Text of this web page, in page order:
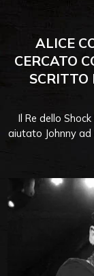
ALICE
CERCATO
SCRITTO
Il Re dello
aiutato Johnny ad